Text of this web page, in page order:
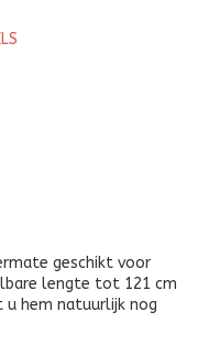
geschikt voor
lengte tot 121 cm
u hem natuurlijk nog